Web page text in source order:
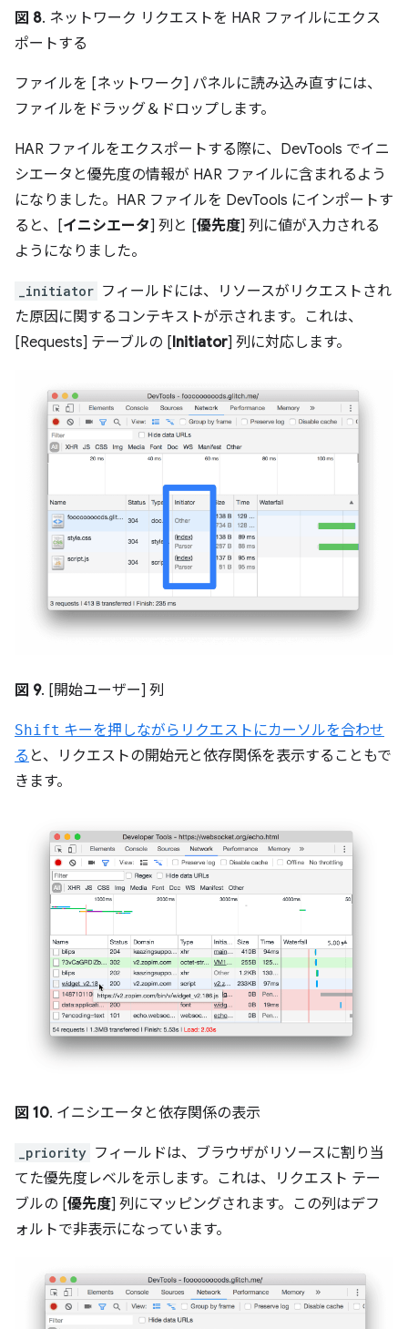
図 8. ネットワーク リクエストを HAR ファイルにエクス
ポートする
ファイルを [ネットワーク] パネルに読み込み直すには、
ファイルをドラッグ＆ドロップします。
HAR ファイルをエクスポートする際に、DevTools でイニ
シエータと優先度の情報が HAR ファイルに含まれるよう
になりました。HAR ファイルを DevTools にインポートす
ると、[イニシエータ] 列と [優先度] 列に値が入力される
ようになりました。
_initiator フィールドには、リソースがリクエストされ
た原因に関するコンテキストが示されます。これは、
[Requests] テーブルの [Initiator] 列に対応します。
図 9. [開始ユーザー] 列
Shift キーを押しながらリクエストにカーソルを合わせ
る と、リクエストの開始元と依存関係を表示することもで
きます。
図 10. イニシエータと依存関係の表示
_priority フィールドは、ブラウザがリソースに割り当
てた優先度レベルを示します。これは、リクエスト テー
ブルの [優先度] 列にマッピングされます。この列はデフ
ォルトで非表示になっています。